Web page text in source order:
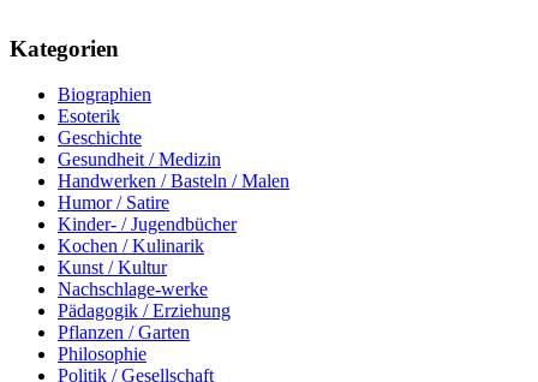
Kategorien
Biographien
Esoterik
Geschichte
Gesundheit / Medizin
Handwerken / Basteln / Malen
Humor / Satire
Kinder- / Jugendbücher
Kochen / Kulinarik
Kunst / Kultur
Nachschlage-werke
Pädagogik / Erziehung
Pflanzen / Garten
Philosophie
Politik / Gesellschaft